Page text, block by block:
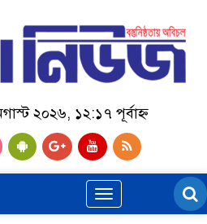
২০২৬, ১২:১৭ পূর্বাহ্ন
Toggle
navigation